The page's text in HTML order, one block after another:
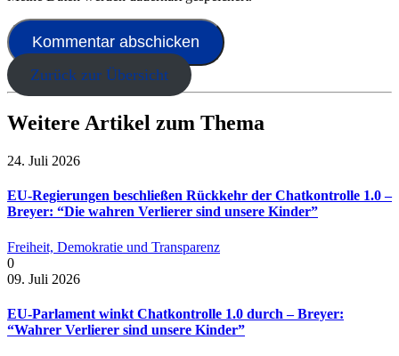
Zurück zur Übersicht
Weitere Artikel zum Thema
24. Juli 2026
EU-Regierungen beschließen Rückkehr der Chatkontrolle 1.0 –
Breyer: “Die wahren Verlierer sind unsere Kinder”
Freiheit, Demokratie und Transparenz
0
09. Juli 2026
EU-Parlament winkt Chatkontrolle 1.0 durch – Breyer:
“Wahrer Verlierer sind unsere Kinder”